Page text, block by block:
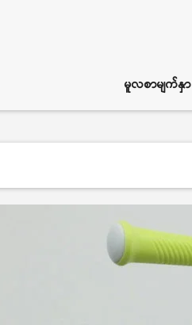
မူလစာမျက်နှာ